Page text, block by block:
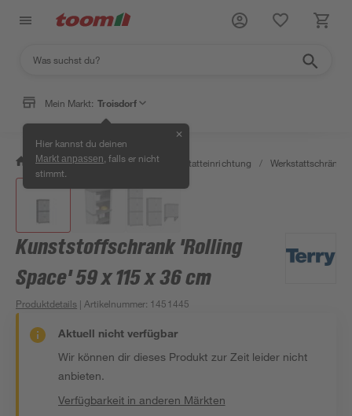
Mein Markt: Troisdorf
Hier kannst du deinen
Markt anpassen , falls er nicht
stimmt.
✕
/ Werkstatt & Maschinen / Werkstatteinrichtung / Werkstattschränke
Kunststoffschrank 'Rolling
Space' 59 x 115 x 36 cm
Produktdetails | Artikelnummer: 1451445
Aktuell nicht verfügbar
Wir können dir dieses Produkt zur Zeit leider nicht
anbieten.
Verfügbarkeit in anderen Märkten